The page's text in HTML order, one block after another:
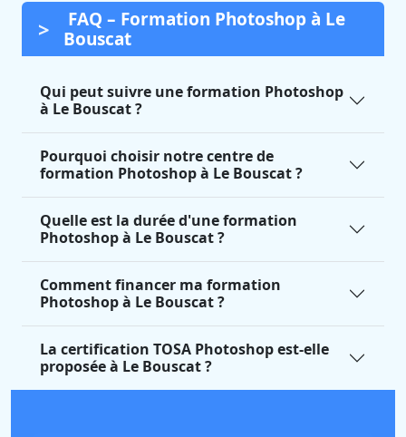
FAQ – Formation Photoshop à Le
Bouscat
Qui peut suivre une formation Photoshop
à Le Bouscat ?
Pourquoi choisir notre centre de
formation Photoshop à Le Bouscat ?
Quelle est la durée d'une formation
Photoshop à Le Bouscat ?
Comment financer ma formation
Photoshop à Le Bouscat ?
La certification TOSA Photoshop est-elle
proposée à Le Bouscat ?